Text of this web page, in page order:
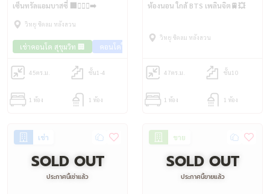
เซ็นทรัลแอมบาสซี่ 🏢🚶🏻‍♀️‍➡️
วิทยุ ชิดลม หลังสวน
เช่าคอนโด สุขุมวิท 🏢 คอนโดใกล้รถไฟฟ้า🚈
45ตร.ม. ชั้น1-4
1 ห้อง 1 ห้อง
ห้องนอน ใกล้ BTS เพลินจิต🚆💥
วิทยุ ชิดลม หลังสวน
47ตร.ม. ชั้น10
1 ห้อง 1 ห้อง
เช่า
SOLD OUT
ประกาศนี้เช่าแล้ว
ขาย
SOLD OUT
ประกาศนี้ขายแล้ว